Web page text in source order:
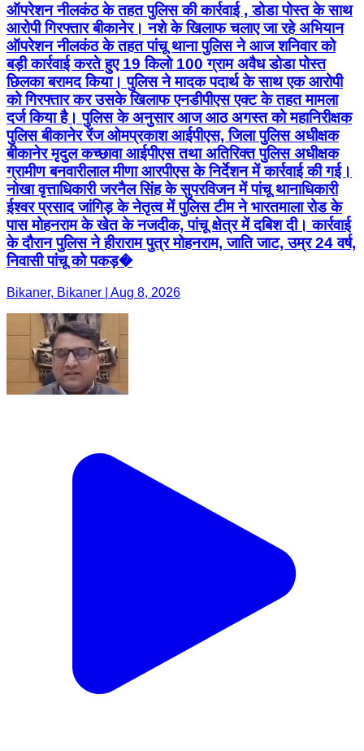
ऑपरेशन नीलकंठ के तहत पुलिस की कार्रवाई , डोडा पोस्त के साथ
आरोपी गिरफ्तार बीकानेर। नशे के खिलाफ चलाए जा रहे अभियान
ऑपरेशन नीलकंठ के तहत पांचू थाना पुलिस ने आज शनिवार को
बड़ी कार्रवाई करते हुए 19 किलो 100 ग्राम अवैध डोडा पोस्त
छिलका बरामद किया। पुलिस ने मादक पदार्थ के साथ एक आरोपी
को गिरफ्तार कर उसके खिलाफ एनडीपीएस एक्ट के तहत मामला
दर्ज किया है। पुलिस के अनुसार आज आठ अगस्त को महानिरीक्षक
पुलिस बीकानेर रेंज ओमप्रकाश आईपीएस, जिला पुलिस अधीक्षक
बीकानेर मृदुल कच्छावा आईपीएस तथा अतिरिक्त पुलिस अधीक्षक
ग्रामीण बनवारीलाल मीणा आरपीएस के निर्देशन में कार्रवाई की गई।
नोखा वृत्ताधिकारी जरनैल सिंह के सुपरविजन में पांचू थानाधिकारी
ईश्वर प्रसाद जांगिड़ के नेतृत्व में पुलिस टीम ने भारतमाला रोड के
पास मोहनराम के खेत के नजदीक, पांचू क्षेत्र में दबिश दी। कार्रवाई
के दौरान पुलिस ने हीराराम पुत्र मोहनराम, जाति जाट, उम्र 24 वर्ष,
निवासी पांचू को पकड़�
Bikaner, Bikaner | Aug 8, 2026